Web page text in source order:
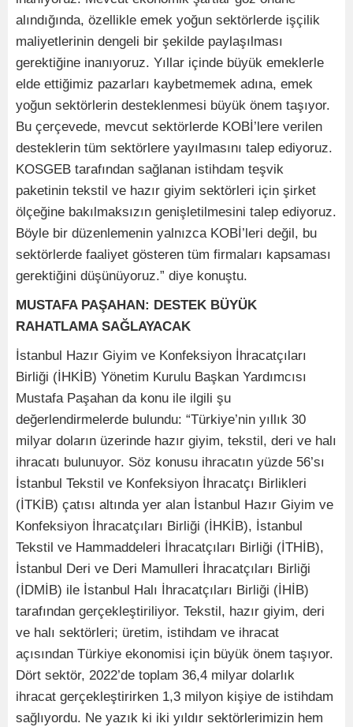
alındığında, özellikle emek yoğun sektörlerde işçilik
maliyetlerinin dengeli bir şekilde paylaşılması
gerektiğine inanıyoruz. Yıllar içinde büyük emeklerle
elde ettiğimiz pazarları kaybetmemek adına, emek
yoğun sektörlerin desteklenmesi büyük önem taşıyor.
Bu çerçevede, mevcut sektörlerde KOBİ’lere verilen
desteklerin tüm sektörlere yayılmasını talep ediyoruz.
KOSGEB tarafından sağlanan istihdam teşvik
paketinin tekstil ve hazır giyim sektörleri için şirket
ölçeğine bakılmaksızın genişletilmesini talep ediyoruz.
Böyle bir düzenlemenin yalnızca KOBİ’leri değil, bu
sektörlerde faaliyet gösteren tüm firmaları kapsaması
gerektiğini düşünüyoruz.” diye konuştu.
MUSTAFA PAŞAHAN: DESTEK BÜYÜK
RAHATLAMA SAĞLAYACAK
İstanbul Hazır Giyim ve Konfeksiyon İhracatçıları
Birliği (İHKİB) Yönetim Kurulu Başkan Yardımcısı
Mustafa Paşahan da konu ile ilgili şu
değerlendirmelerde bulundu: “Türkiye’nin yıllık 30
milyar doların üzerinde hazır giyim, tekstil, deri ve halı
ihracatı bulunuyor. Söz konusu ihracatın yüzde 56’sı
İstanbul Tekstil ve Konfeksiyon İhracatçı Birlikleri
(İTKİB) çatısı altında yer alan İstanbul Hazır Giyim ve
Konfeksiyon İhracatçıları Birliği (İHKİB), İstanbul
Tekstil ve Hammaddeleri İhracatçıları Birliği (İTHİB),
İstanbul Deri ve Deri Mamulleri İhracatçıları Birliği
(İDMİB) ile İstanbul Halı İhracatçıları Birliği (İHİB)
tarafından gerçekleştiriliyor. Tekstil, hazır giyim, deri
ve halı sektörleri; üretim, istihdam ve ihracat
açısından Türkiye ekonomisi için büyük önem taşıyor.
Dört sektör, 2022’de toplam 36,4 milyar dolarlık
ihracat gerçekleştirirken 1,3 milyon kişiye de istihdam
sağlıyordu. Ne yazık ki iki yıldır sektörlerimizin hem